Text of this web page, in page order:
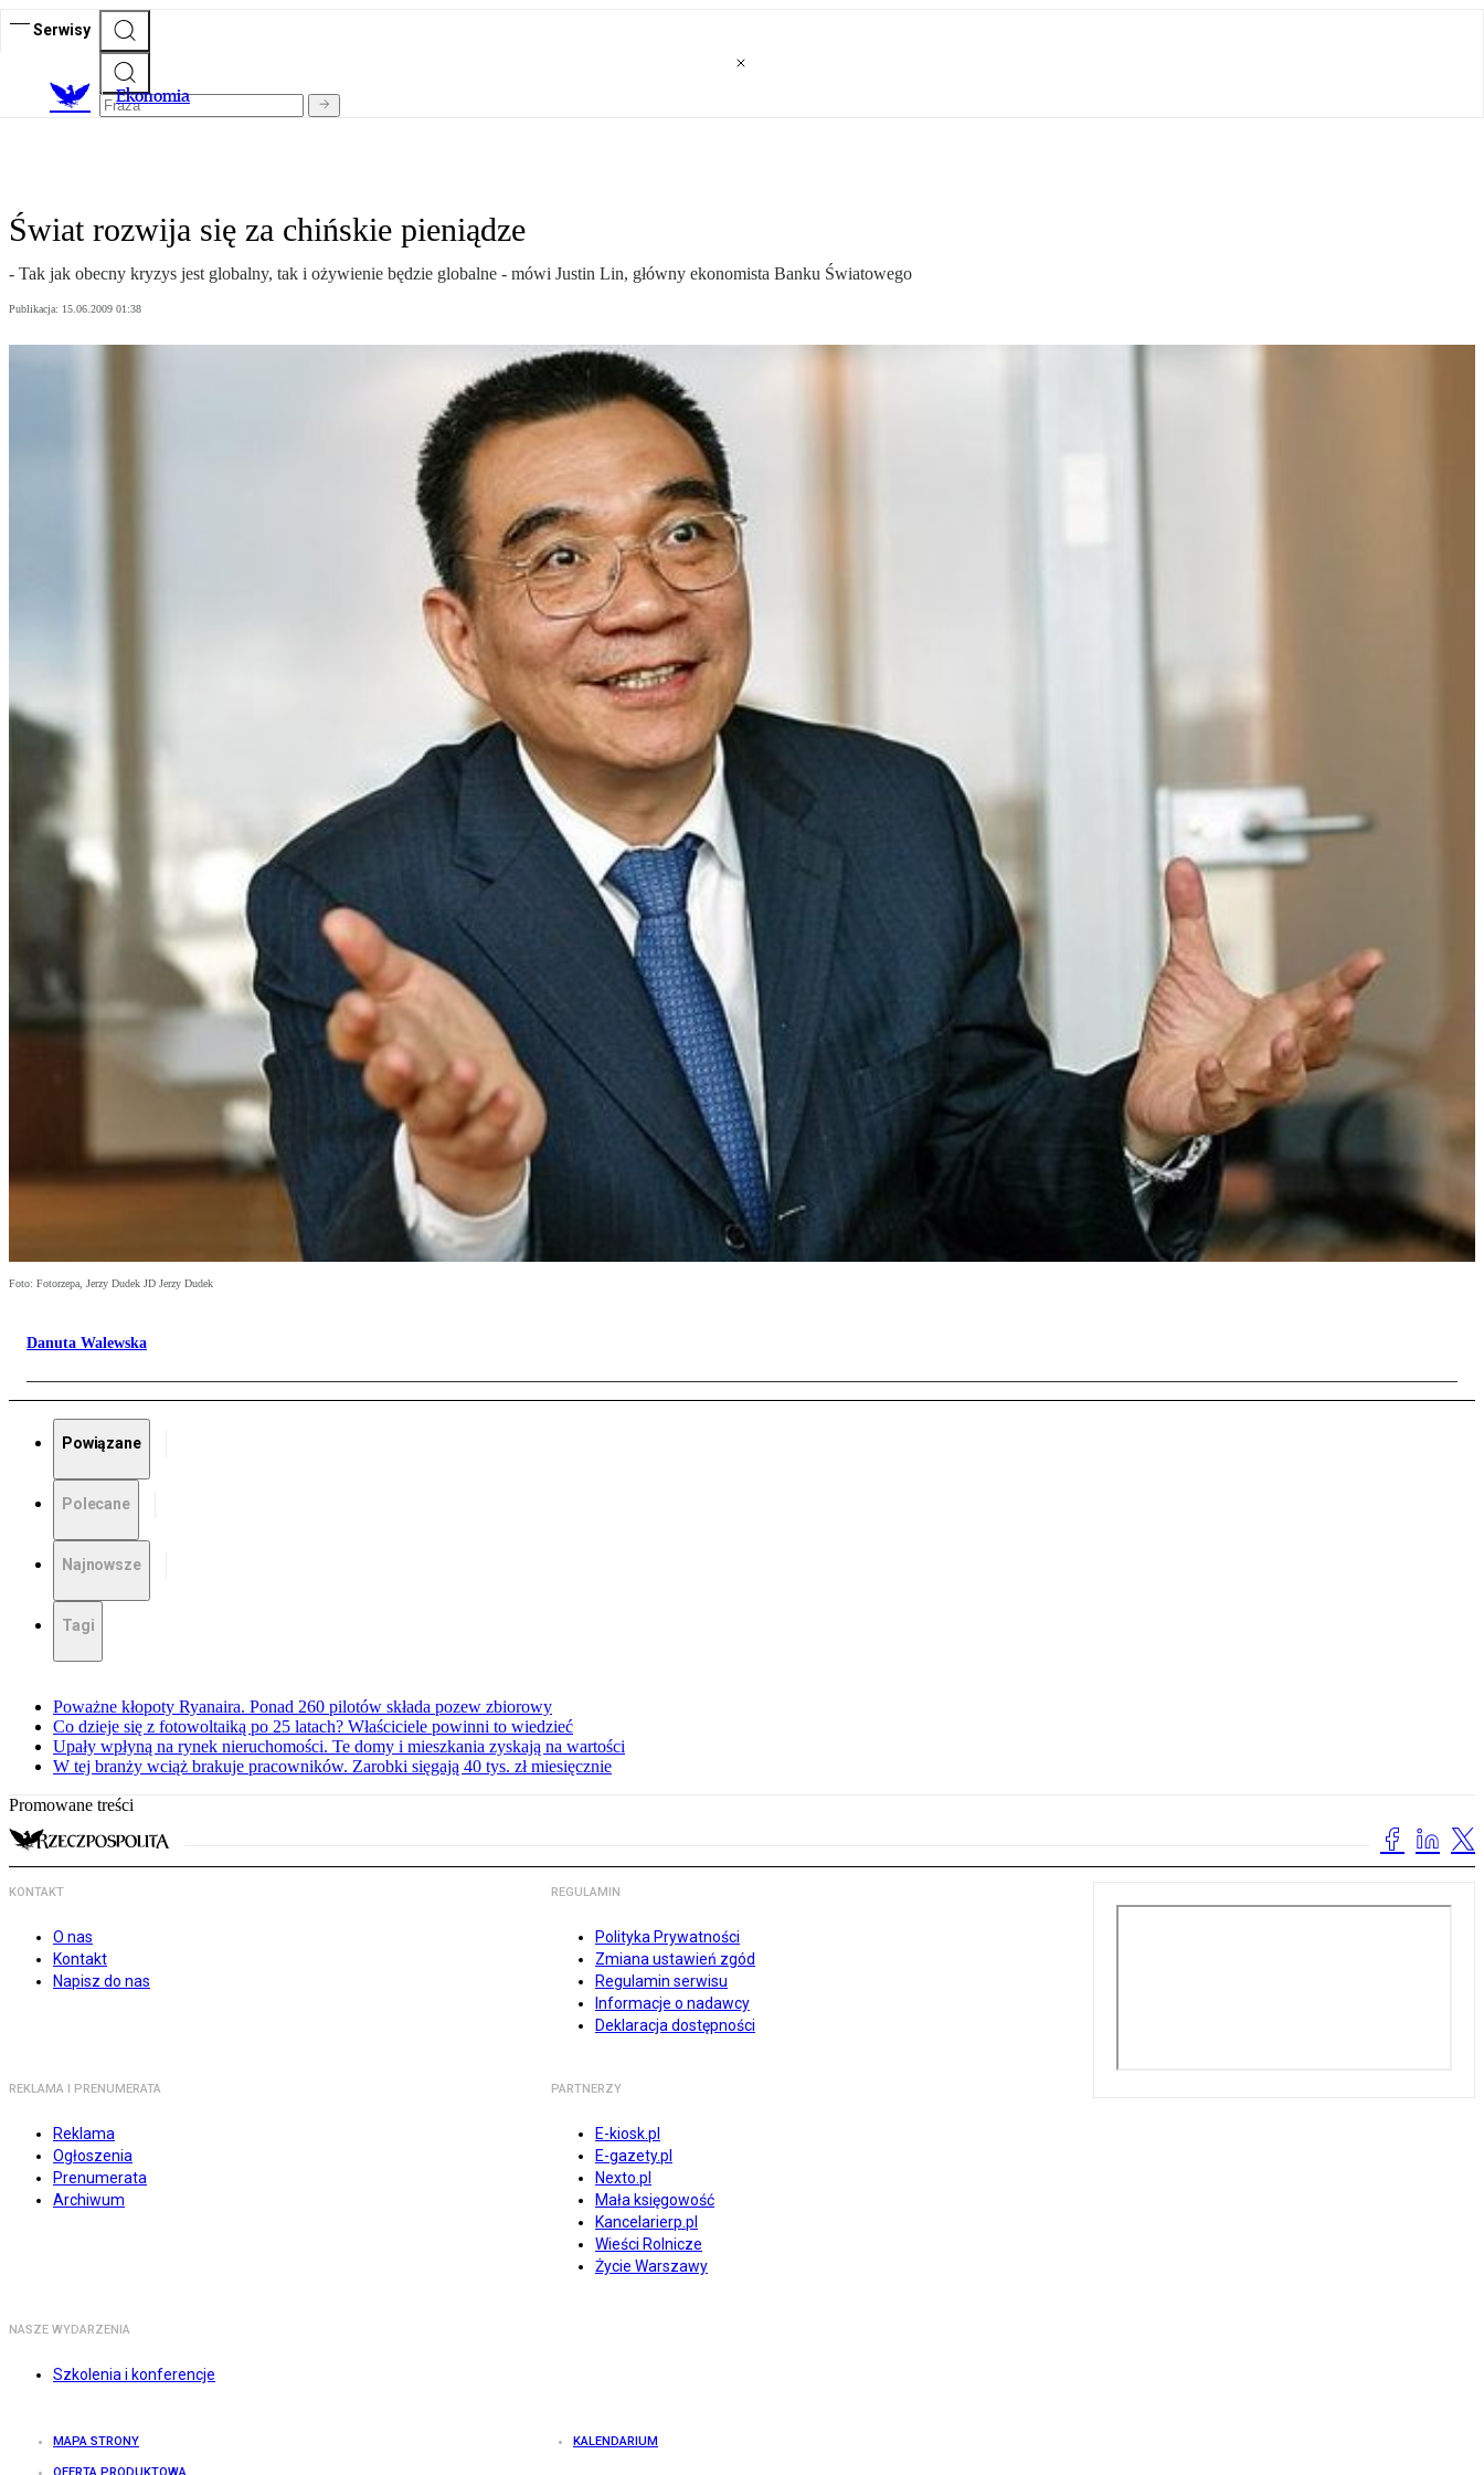
Serwisy
Ekonomia
Świat rozwija się za chińskie pieniądze
- Tak jak obecny kryzys jest globalny, tak i ożywienie będzie globalne - mówi Justin Lin, główny ekonomista Banku Światowego
Publikacja: 15.06.2009 01:38
Foto: Fotorzepa, Jerzy Dudek JD Jerzy Dudek
Danuta Walewska
Powiązane
Polecane
Najnowsze
Tagi
Poważne kłopoty Ryanaira. Ponad 260 pilotów składa pozew zbiorowy
Co dzieje się z fotowoltaiką po 25 latach? Właściciele powinni to wiedzieć
Upały wpłyną na rynek nieruchomości. Te domy i mieszkania zyskają na wartości
W tej branży wciąż brakuje pracowników. Zarobki sięgają 40 tys. zł miesięcznie
Promowane treści
KONTAKT
O nas
Kontakt
Napisz do nas
REGULAMIN
Polityka Prywatności
Zmiana ustawień zgód
Regulamin serwisu
Informacje o nadawcy
Deklaracja dostępności
REKLAMA I PRENUMERATA
Reklama
Ogłoszenia
Prenumerata
Archiwum
PARTNERZY
E-kiosk.pl
E-gazety.pl
Nexto.pl
Mała księgowość
Kancelarierp.pl
Wieści Rolnicze
Życie Warszawy
NASZE WYDARZENIA
Szkolenia i konferencje
MAPA STRONY KALENDARIUM